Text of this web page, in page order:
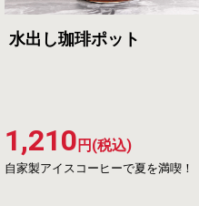
水出し珈琲ポット
自家製アイスコーヒーで夏を満喫！
1,210 円(税込)